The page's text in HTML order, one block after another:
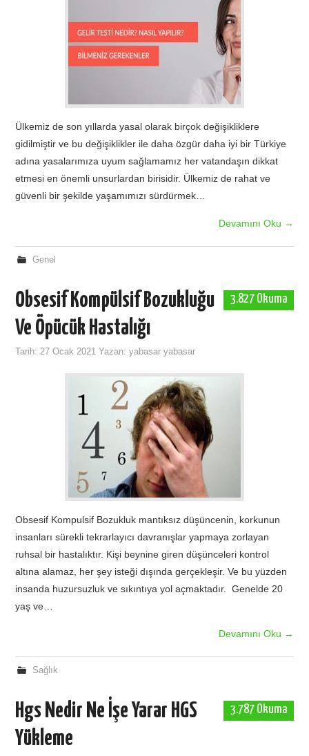
Ülkemiz de son yıllarda yasal olarak birçok değişikliklere
gidilmiştir ve bu değişiklikler ile daha özgür daha iyi bir Türkiye
adına yasalarımıza uyum sağlamamız her vatandaşın dikkat
etmesi en önemli unsurlardan birisidir. Ülkemiz de rahat ve
güvenli bir şekilde yaşamımızı sürdürmek…
Devamını Oku →
Genel
3.827 Okuma
Obsesif Kompülsif Bozukluğu
Ve Öpücük Hastalığı
Tarih: 27 Ocak 2021 Yazan:yabasar yabasar
Obsesif Kompulsif Bozukluk mantıksız düşüncenin, korkunun
insanları sürekli tekrarlayıcı davranışlar yapmaya zorlayan
ruhsal bir hastalıktır. Kişi beynine giren düşünceleri kontrol
altına alamaz, her şey isteği dışında gerçekleşir. Ve bu yüzden
insanda huzursuzluk ve sıkıntıya yol açmaktadır. Genelde 20
yaş ve…
Devamını Oku →
Sağlık
3.787 Okuma
Hgs Nedir Ne İşe Yarar HGS
Yükleme